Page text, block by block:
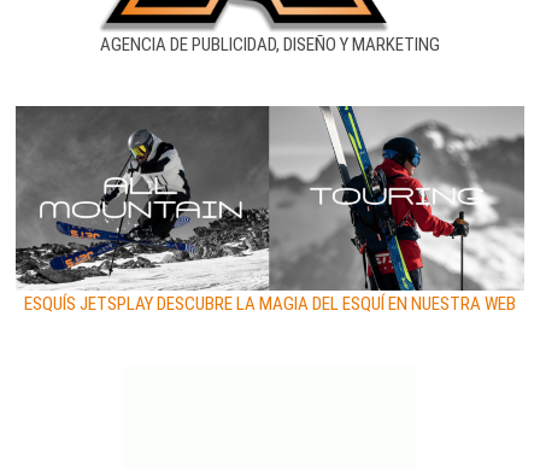
AGENCIA DE PUBLICIDAD, DISEÑO Y MARKETING
ESQUÍS JETSPLAY DESCUBRE LA MAGIA DEL ESQUÍ EN NUESTRA WEB